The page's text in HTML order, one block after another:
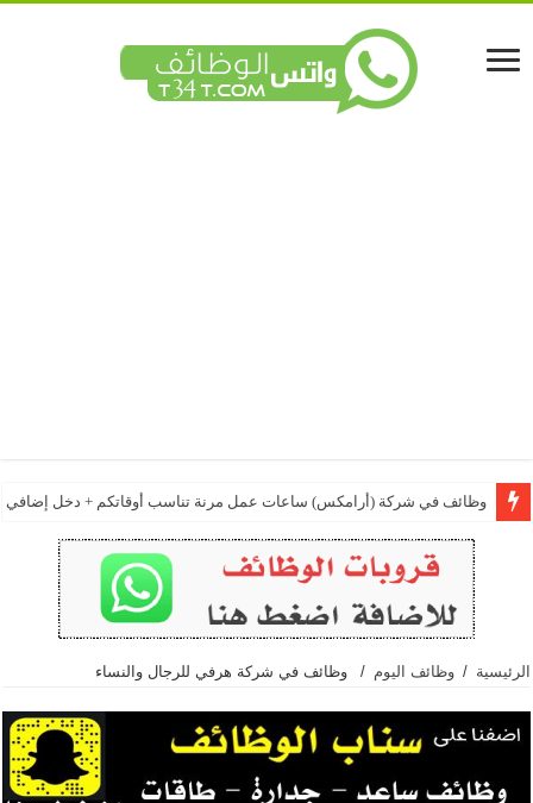
وظائف في شركة (أرامكس) ساعات عمل مرنة تناسب أوقاتكم + دخل إضافي
الرئيسية / وظائف اليوم / وظائف في شركة هرفي للرجال والنساء